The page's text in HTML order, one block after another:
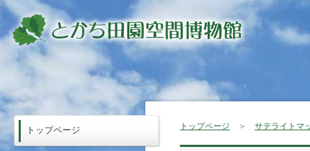
トップページ ＞ サテライトマ
トップページ